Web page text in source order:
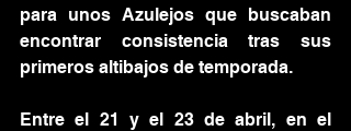
para unos Azulejos que buscaban
encontrar consistencia tras sus
primeros altibajos de temporada.
Entre el 21 y el 23 de abril, en el